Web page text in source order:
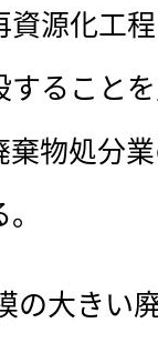
源化工
ること
物処分